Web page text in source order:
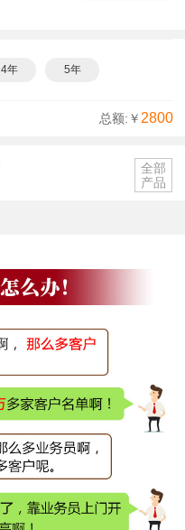
4年 5年
总额:￥ 2800
全部
产品